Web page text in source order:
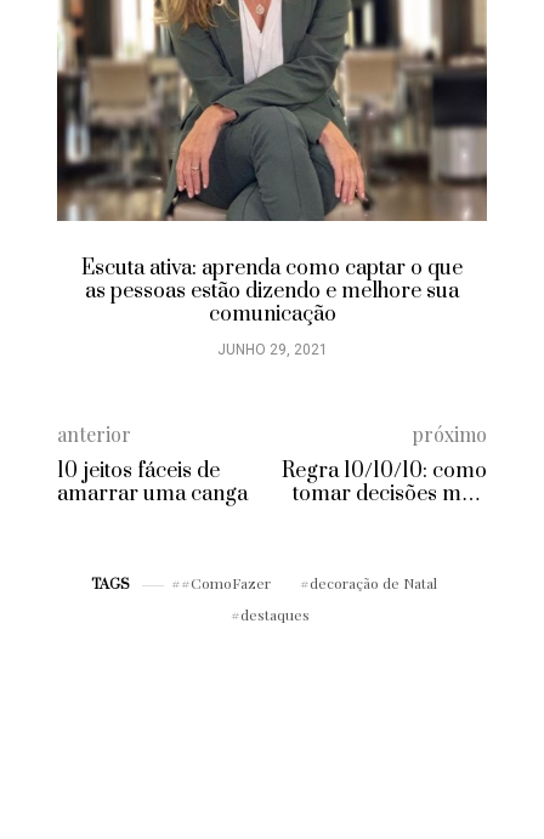
Escuta ativa: aprenda como captar o que
as pessoas estão dizendo e melhore sua
comunicação
JUNHO 29, 2021
anterior
10 jeitos fáceis de
amarrar uma canga
próximo
Regra 10/10/10: como
tomar decisões mais
TAGS #ComoFazer
decoração de Natal
destaques